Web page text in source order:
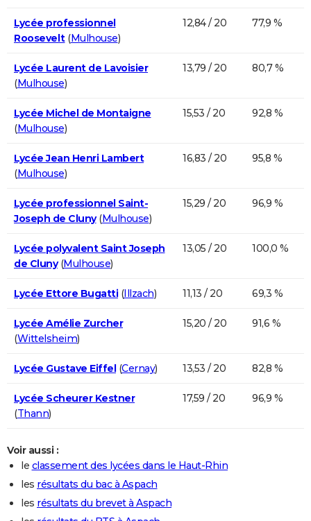
Lycée professionnel
Roosevelt(Mulhouse)
12,84 / 20 77,9 %
Lycée Laurent de Lavoisier
(Mulhouse)
13,79 / 20 80,7 %
Lycée Michel de Montaigne
(Mulhouse)
15,53 / 20 92,8 %
Lycée Jean Henri Lambert
(Mulhouse)
16,83 / 20 95,8 %
Lycée professionnel Saint-
Joseph de Cluny(Mulhouse)
15,29 / 20 96,9 %
Lycée polyvalent Saint Joseph
de Cluny(Mulhouse)
13,05 / 20 100,0 %
Lycée Ettore Bugatti(Illzach) 11,13 / 20 69,3 %
Lycée Amélie Zurcher
(Wittelsheim)
15,20 / 20 91,6 %
Lycée Gustave Eiffel(Cernay) 13,53 / 20 82,8 %
Lycée Scheurer Kestner
(Thann)
17,59 / 20 96,9 %
Voir aussi :
le classement des lycées dans le Haut-Rhin
les résultats du bac à Aspach
les résultats du brevet à Aspach